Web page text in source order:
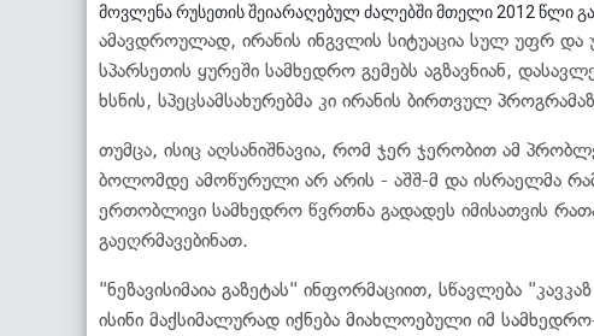
მოვლენა რუსეთის შეიარაღებულ ძალებში მთელი 2012 წლი
ამავდროულად, ირანის ინგვლის სიტუაცია სულ უფრ
სპარსეთის ყურეში სამხედრო გემებს აგზავნიან,
ხსნის, სპეცსამსახურებმა კი ირანის ბირთვულ
თუმცა, ისიც აღსანიშნავია, რომ ჯერ ჯერობით ამ
ბოლომდე ამოწურული არ არის - აშშ-მ და ისრაელმა
ერთობლივი სამხედრო წვრთნა გადადეს იმისათვის
გაეღრმავებინათ.
"ნეზავისიმაია გაზეტას" ინფორმაციით, სწავლება
ისინი მაქსიმალურად იქნება მიახლოებული იმ